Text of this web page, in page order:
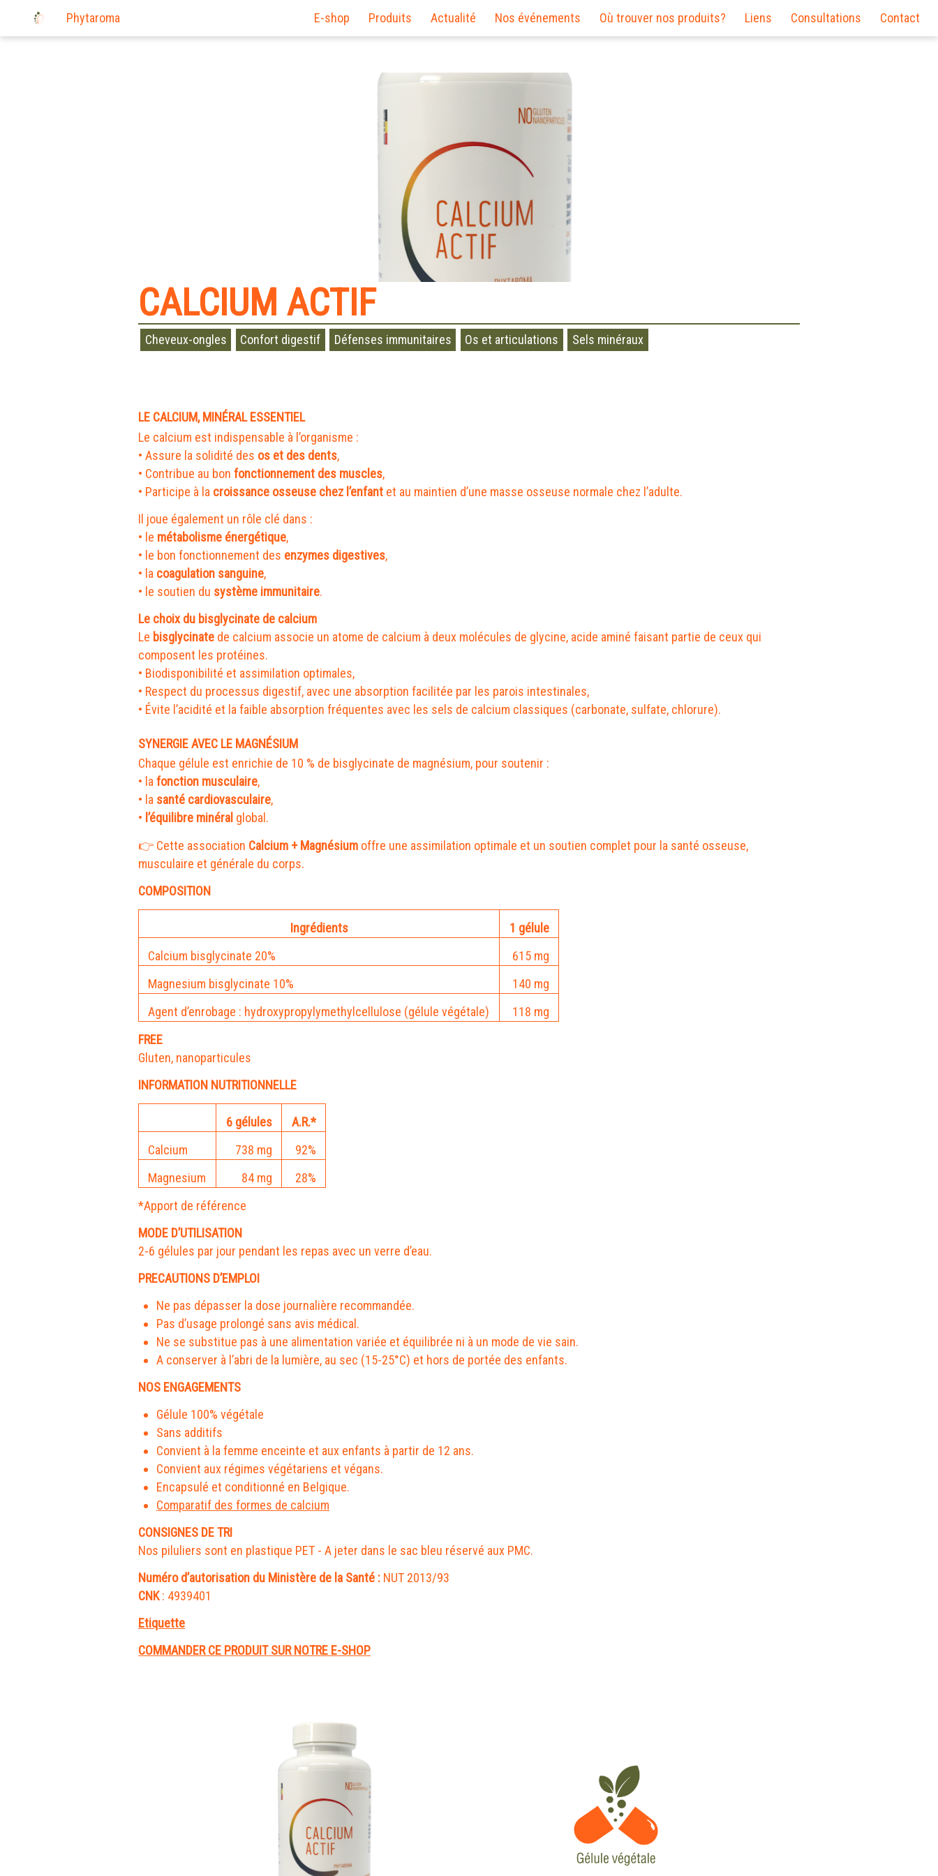
Phytaroma E-shop Produits Actualité Nos événements Où trouver nos produits? Liens Consultations Contact
CALCIUM ACTIF
Cheveux-ongles Confort digestif Défenses immunitaires Os et articulations Sels minéraux
LE CALCIUM, MINÉRAL ESSENTIEL
Le calcium est indispensable à l’organisme :
• Assure la solidité des os et des dents,
• Contribue au bonfonctionnement des muscles,
• Participe à la croissance osseuse chez l’enfant et au maintien d’une masse osseuse normale chez l’adulte.
Il joue également un rôle clé dans :
• le métabolisme énergétique,
• le bon fonctionnement des enzymes digestives,
• la coagulation sanguine,
• le soutien du système immunitaire.
Le choix du bisglycinate de calcium
Le bisglycinate de calcium associe un atome de calcium à deux molécules de glycine, acide aminé faisant partie de ceux qui
composent les protéines.
• Biodisponibilité et assimilation optimales,
• Respect du processus digestif, avec une absorption facilitée par les parois intestinales,
• Évite l’acidité et la faible absorption fréquentes avec les sels de calcium classiques (carbonate, sulfate, chlorure).
SYNERGIE AVEC LE MAGNÉSIUM
Chaque gélule est enrichie de 10 % de bisglycinate de magnésium, pour soutenir :
• lafonction musculaire,
• la santé cardiovasculaire,
• l’équilibre minéral global.
👉 Cette association Calcium + Magnésium offre une assimilation optimale et un soutien complet pour la santé osseuse,
musculaire et générale du corps.
COMPOSITION
Ingrédients
1 gélule
Calcium bisglycinate 20%
615 mg
Magnesium bisglycinate 10%
140 mg
Agent d’enrobage : hydroxypropylymethylcellulose (gélule végétale)
118 mg
FREE
Gluten, nanoparticules
INFORMATION NUTRITIONNELLE
6 gélules
A.R.*
Calcium
738 mg
92%
Magnesium
84 mg
28%
*Apport de référence
MODE D’UTILISATION
2-6 gélules par jour pendant les repas avec un verre d’eau.
PRECAUTIONS D’EMPLOI
Ne pas dépasser la dose journalière recommandée.
Pas d’usage prolongé sans avis médical.
Ne se substitue pas à une alimentation variée et équilibrée ni à un mode de vie sain.
A conserver à l’abri de la lumière, au sec (15-25°C) et hors de portée des enfants.
NOS ENGAGEMENTS
Gélule 100% végétale
Sans additifs
Convient à la femme enceinte et aux enfants à partir de 12 ans.
Convient aux régimes végétariens et végans.
Encapsulé et conditionné en Belgique.
Comparatif des formes de calcium
CONSIGNES DE TRI
Nos piluliers sont en plastique PET - A jeter dans le sac bleu réservé aux PMC.
Numéro d’autorisation du Ministère de la Santé :
CNK: 4939401
Etiquette
COMMANDER CE PRODUIT SUR NOTRE E-SHOP